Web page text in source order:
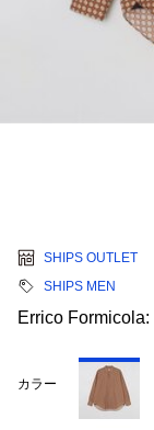
SHIPS OUTLET
SHIPS MEN
Errico
カラー